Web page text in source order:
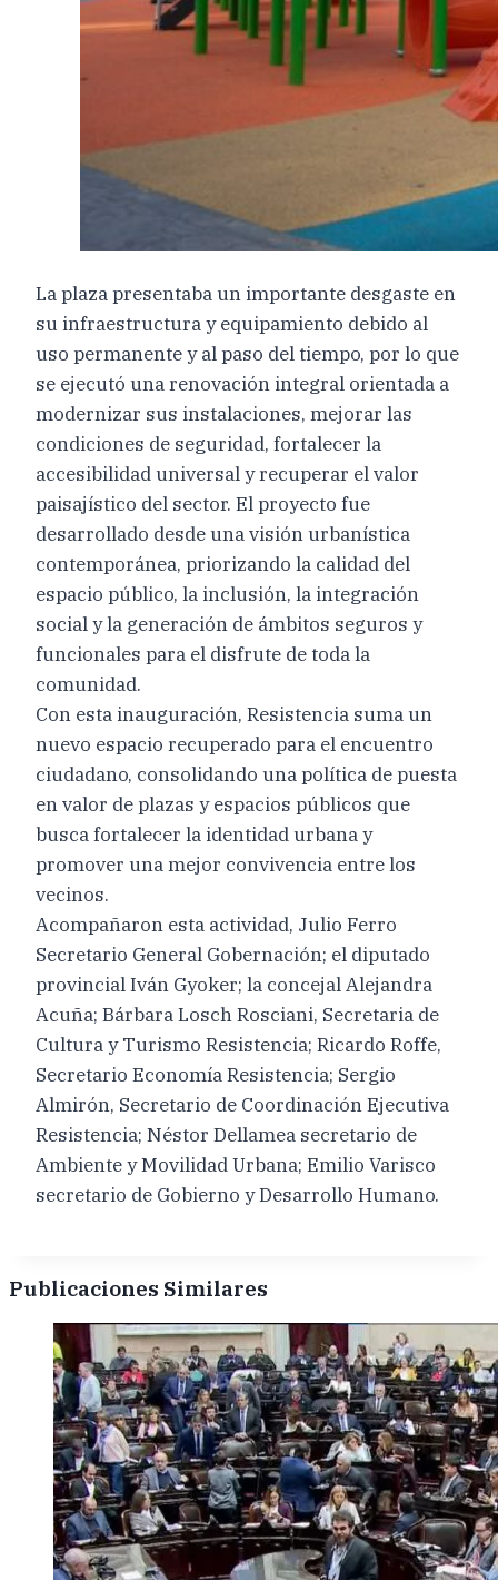
La plaza presentaba un importante desgaste en
su infraestructura y equipamiento debido al
uso permanente y al paso del tiempo, por lo que
se ejecutó una renovación integral orientada a
modernizar sus instalaciones, mejorar las
condiciones de seguridad, fortalecer la
accesibilidad universal y recuperar el valor
paisajístico del sector. El proyecto fue
desarrollado desde una visión urbanística
contemporánea, priorizando la calidad del
espacio público, la inclusión, la integración
social y la generación de ámbitos seguros y
funcionales para el disfrute de toda la
comunidad.
Con esta inauguración, Resistencia suma un
nuevo espacio recuperado para el encuentro
ciudadano, consolidando una política de puesta
en valor de plazas y espacios públicos que
busca fortalecer la identidad urbana y
promover una mejor convivencia entre los
vecinos.
Acompañaron esta actividad, Julio Ferro
Secretario General Gobernación; el diputado
provincial Iván Gyoker; la concejal Alejandra
Acuña; Bárbara Losch Rosciani, Secretaria de
Cultura y Turismo Resistencia; Ricardo Roffe,
Secretario Economía Resistencia; Sergio
Almirón, Secretario de Coordinación Ejecutiva
Resistencia; Néstor Dellamea secretario de
Ambiente y Movilidad Urbana; Emilio Varisco
secretario de Gobierno y Desarrollo Humano.
Publicaciones Similares